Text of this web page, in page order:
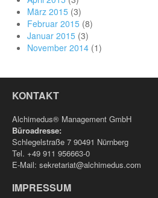
März 2015 (3)
Februar 2015 (8)
Januar 2015 (3)
November 2014 (1)
KONTAKT
Alchimedus® Management GmbH
Büroadresse:
Schlegelstraße 7 90491 Nürnberg
Tel. +49 911 956663-0
E-Mail: sekretariat@alchimedus.com
IMPRESSUM